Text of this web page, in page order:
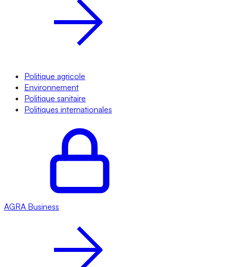
Politique agricole
Environnement
Politique sanitaire
Politiques internationales
AGRA Business